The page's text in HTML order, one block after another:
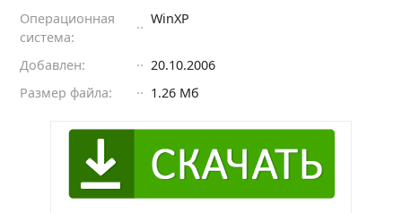
Операционная
система:
WinXP
Добавлен:
20.10.2006
Размер файла:
1.26 Мб